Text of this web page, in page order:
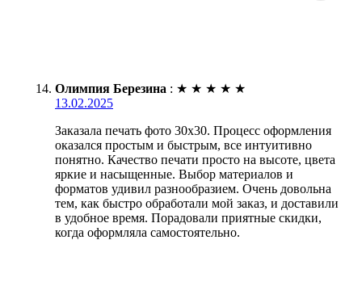
Олимпия Березина : ★ ★ ★ ★ ★
13.02.2025
Заказала печать фото 30х30. Процесс оформления
оказался простым и быстрым, все интуитивно
понятно. Качество печати просто на высоте, цвета
яркие и насыщенные. Выбор материалов и
форматов удивил разнообразием. Очень довольна
тем, как быстро обработали мой заказ, и доставили
в удобное время. Порадовали приятные скидки,
когда оформляла самостоятельно.